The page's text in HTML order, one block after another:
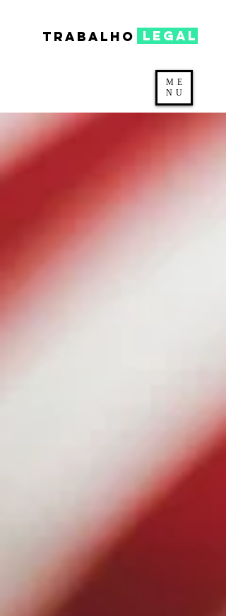
TRABALHO legal
ME
NU